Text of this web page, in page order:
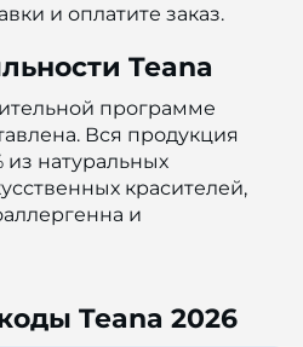
и оплатите заказ.
Teana
программе
Вся продукция
из натуральных
красителей,
и
Teana 2026